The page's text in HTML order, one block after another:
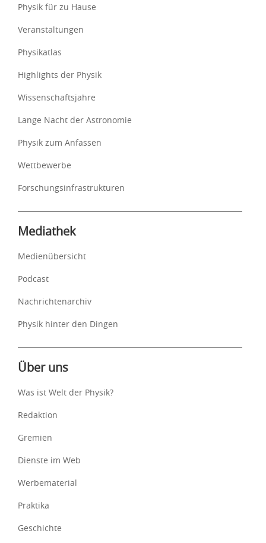
Physik für zu Hause
Veranstaltungen
Physikatlas
Highlights der Physik
Wissenschaftsjahre
Lange Nacht der Astronomie
Physik zum Anfassen
Wettbewerbe
Forschungsinfrastrukturen
Mediathek
Medienübersicht
Podcast
Nachrichtenarchiv
Physik hinter den Dingen
Über uns
Was ist Welt der Physik?
Redaktion
Gremien
Dienste im Web
Werbematerial
Praktika
Geschichte